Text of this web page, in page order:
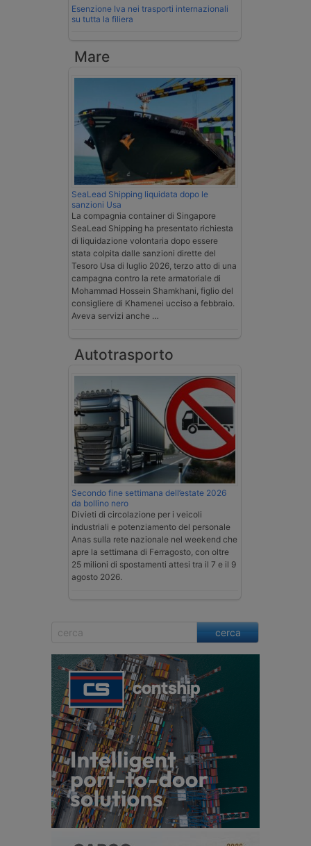
Esenzione Iva nei trasporti internazionali
su tutta la filiera
Mare
SeaLead Shipping liquidata dopo le
sanzioni Usa
La compagnia container di Singapore
SeaLead Shipping ha presentato richiesta
di liquidazione volontaria dopo essere
stata colpita dalle sanzioni dirette del
Tesoro Usa di luglio 2026, terzo atto di una
campagna contro la rete armatoriale di
Mohammad Hossein Shamkhani, figlio del
consigliere di Khamenei ucciso a febbraio.
Aveva servizi anche …
Autotrasporto
Secondo fine settimana dell’estate 2026
da bollino nero
Divieti di circolazione per i veicoli
industriali e potenziamento del personale
Anas sulla rete nazionale nel weekend che
apre la settimana di Ferragosto, con oltre
25 milioni di spostamenti attesi tra il 7 e il 9
agosto 2026.
cerca